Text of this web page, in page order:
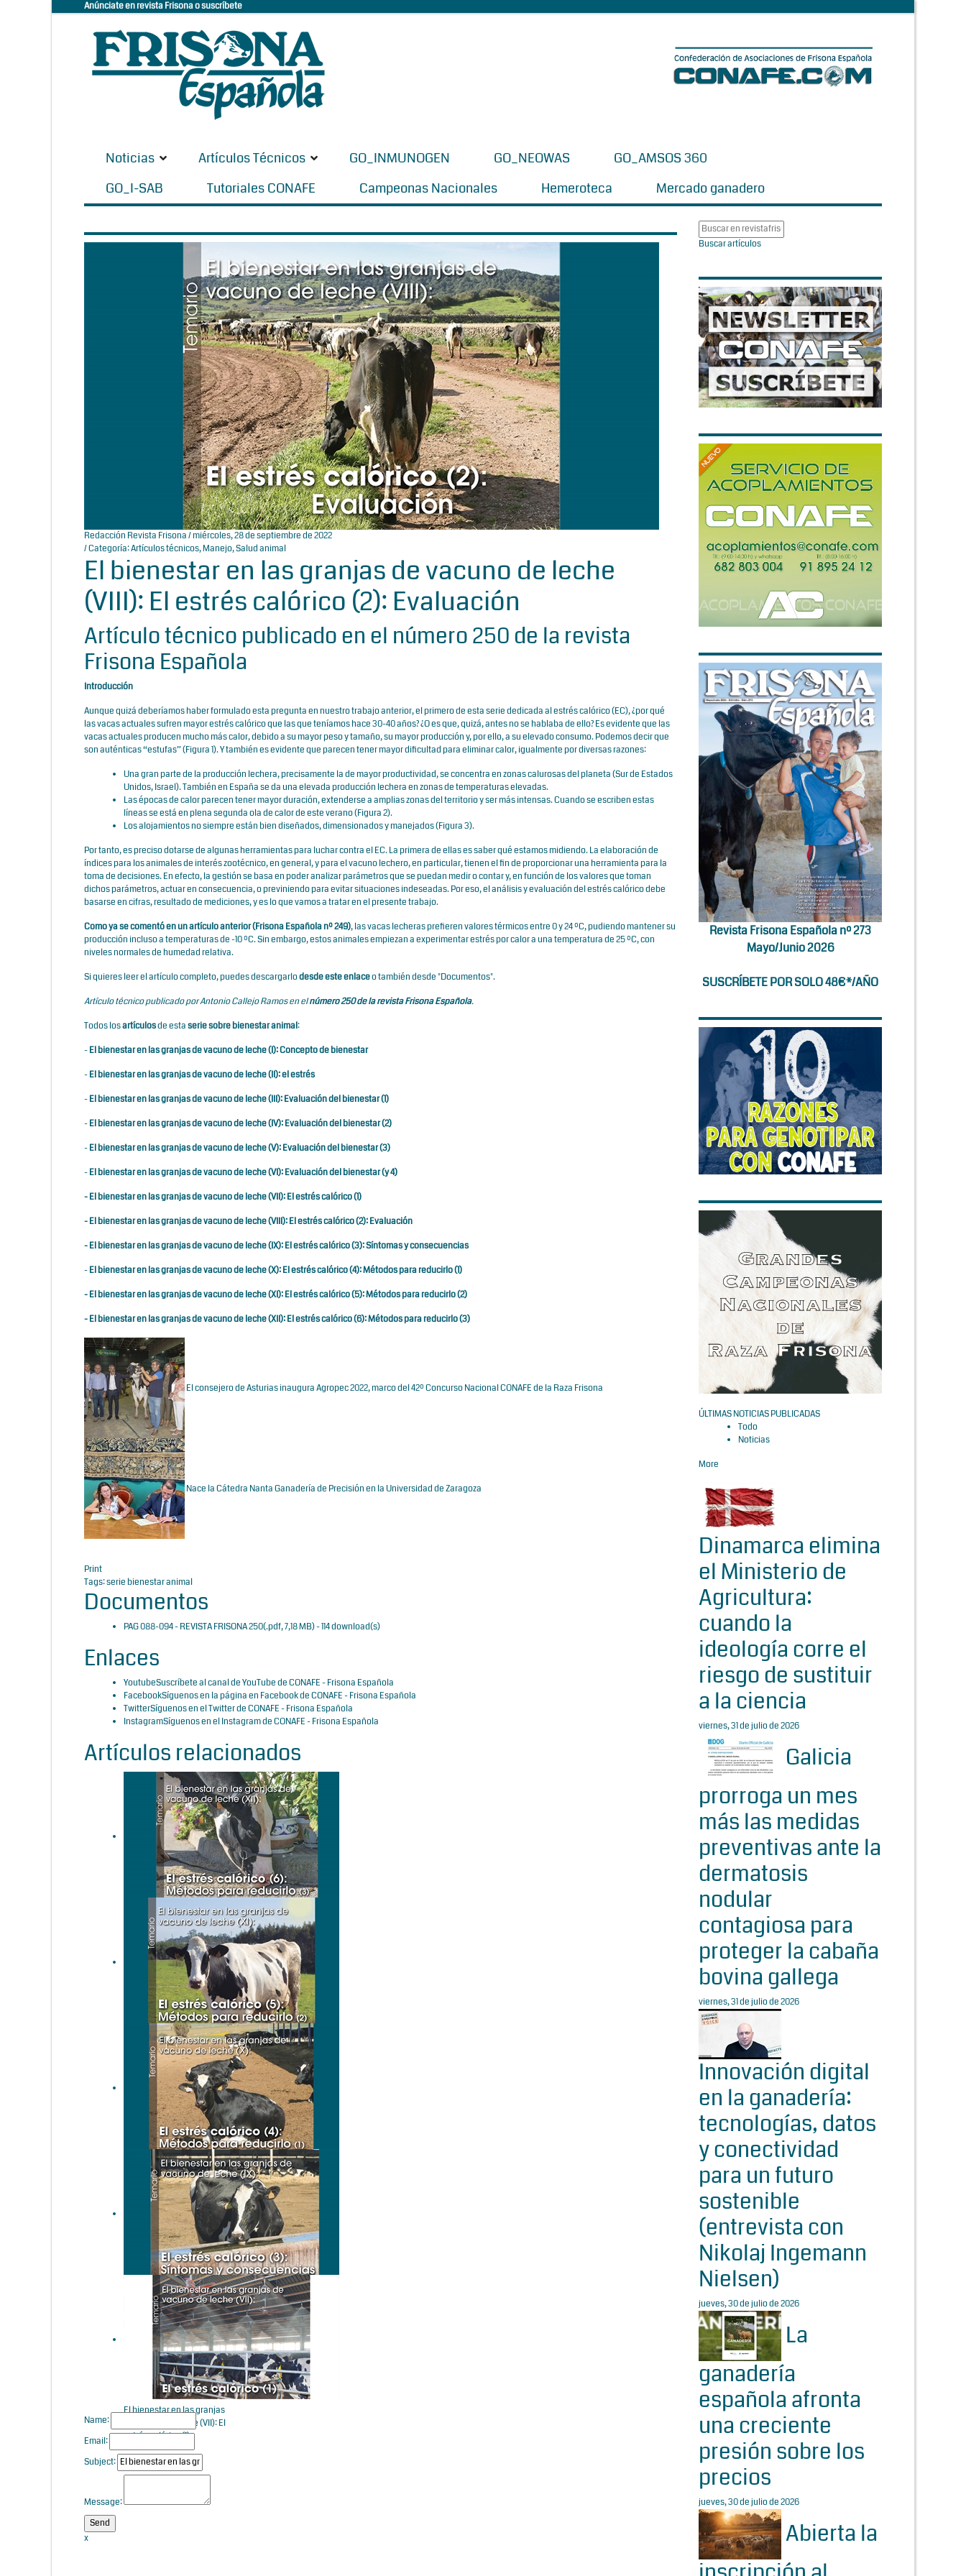
Anúnciate en revista Frisona o suscríbete
Noticias Artículos Técnicos GO_INMUNOGEN GO_NEOWAS
GO_AMSOS 360
GO_I-SAB
Tutoriales CONAFE Campeonas Nacionales Hemeroteca Mercado ganadero
Redacción Revista Frisona/ miércoles, 28 de septiembre de 2022
/ Categoría:Artículos técnicos,Manejo,Salud animal
El bienestar en las granjas de vacuno de leche
(VIII): El estrés calórico (2): Evaluación
Artículo técnico publicado en el número 250 de la revista
Frisona Española
Introducción
Aunque quizá deberíamos haber formulado esta pregunta en nuestro trabajo anterior, el primero de esta serie dedicada al estrés calórico (EC), ¿por qué
las vacas actuales sufren mayor estrés calórico que las que teníamos hace 30-40 años? ¿O es que, quizá, antes no se hablaba de ello? Es evidente que las
vacas actuales producen mucho más calor, debido a su mayor peso y tamaño, su mayor producción y, por ello, a su elevado consumo. Podemos decir que
son auténticas “estufas” (Figura 1). Y también es evidente que parecen tener mayor dificultad para eliminar calor, igualmente por diversas razones:
Una gran parte de la producción lechera, precisamente la de mayor productividad, se concentra en zonas calurosas del planeta (Sur de Estados
Unidos, Israel). También en España se da una elevada producción lechera en zonas de temperaturas elevadas. 
Las épocas de calor parecen tener mayor duración, extenderse a amplias zonas del territorio y ser más intensas. Cuando se escriben estas
líneas se está en plena segunda ola de calor de este verano (Figura 2). 
Los alojamientos no siempre están bien diseñados, dimensionados y manejados (Figura 3).
Por tanto, es preciso dotarse de algunas herramientas para luchar contra el EC. La primera de ellas es saber qué estamos midiendo. La elaboración de
índices para los animales de interés zootécnico, en general, y para el vacuno lechero, en particular, tienen el fin de proporcionar una herramienta para la
toma de decisiones. En efecto, la gestión se basa en poder analizar parámetros que se puedan medir o contar y, en función de los valores que toman
dichos parámetros, actuar en consecuencia, o previniendo para evitar situaciones indeseadas. Por eso, el análisis y evaluación del estrés calórico debe
basarse en cifras, resultado de mediciones, y es lo que vamos a tratar en el presente trabajo.
Como ya se comentó en un artículo anterior (Frisona Española nº 249), las vacas lecheras prefieren valores térmicos entre 0 y 24 ºC, pudiendo mantener su
producción incluso a temperaturas de -10 ºC. Sin embargo, estos animales empiezan a experimentar estrés por calor a una temperatura de 25 ºC, con
niveles normales de humedad relativa.
Si quieres leer el artículo completo, puedes descargarlodesde este enlaceo también desde "Documentos".
Artículo técnico publicado por Antonio Callejo Ramos en elnúmero 250 de la revista Frisona Española.
Todos losartículosde estaserie sobre bienestar animal:
-El bienestar en las granjas de vacuno de leche (I): Concepto de bienestar
-El bienestar en las granjas de vacuno de leche (II): el estrés
-El bienestar en las granjas de vacuno de leche (III): Evaluación del bienestar (1)
-El bienestar en las granjas de vacuno de leche (IV): Evaluación del bienestar (2)
-El bienestar en las granjas de vacuno de leche (V): Evaluación del bienestar (3)
-El bienestar en las granjas de vacuno de leche (VI): Evaluación del bienestar (y 4)
-El bienestar en las granjas de vacuno de leche (VII): El estrés calórico (1)
-El bienestar en las granjas de vacuno de leche (VIII): El estrés calórico (2): Evaluación
-El bienestar en las granjas de vacuno de leche (IX): El estrés calórico (3): Síntomas y consecuencias
-El bienestar en las granjas de vacuno de leche (X): El estrés calórico (4): Métodos para reducirlo (1)
-El bienestar en las granjas de vacuno de leche (XI): El estrés calórico (5): Métodos para reducirlo (2)
-El bienestar en las granjas de vacuno de leche (XII): El estrés calórico (6): Métodos para reducirlo (3)
El consejero de Asturias inaugura Agropec 2022, marco del 42º Concurso Nacional CONAFE de la Raza Frisona
Nace la Cátedra Nanta Ganadería de Precisión en la Universidad de Zaragoza
Print
Tags:serie bienestar animal
Documentos
PAG 088-094 - REVISTA FRISONA 250(.pdf,7,18 MB) - 114 download(s)
Enlaces
YoutubeSuscríbete al canal de YouTube de CONAFE - Frisona Española
FacebookSíguenos en la página en Facebook de CONAFE - Frisona Española
TwitterSíguenos en el Twitter de CONAFE - Frisona Española
InstagramSíguenos en el Instagram de CONAFE - Frisona Española
Artículos relacionados
El bienestar en las granjas
de vacuno de leche (XII): El
estrés calórico (6): Métodos
para reducirlo (3)
El bienestar en las granjas
de vacuno de leche (XI): El
estrés calórico (5): Métodos
para reducirlo (2)
El bienestar en las granjas
de vacuno de leche (X): El
estrés calórico (4): Métodos
para reducirlo (1)
El bienestar en las granjas
de vacuno de leche (IX): El
estrés calórico (3): Síntomas
y consecuencias
El bienestar en las granjas
de vacuno de leche (VII): El
estrés calórico (1)
Name:
Email:
Subject:
Message:
x
Buscar artículos
Revista Frisona Española nº 273
Mayo/Junio 2026
SUSCRÍBETE POR SOLO 48€*/AÑO
ÚLTIMAS NOTICIAS PUBLICADAS
Todo
Noticias
More
Dinamarca elimina
el Ministerio de
Agricultura:
cuando la
ideología corre el
riesgo de sustituir
a la ciencia
viernes, 31 de julio de 2026
Galicia
prorroga un mes
más las medidas
preventivas ante la
dermatosis
nodular
contagiosa para
proteger la cabaña
bovina gallega
viernes, 31 de julio de 2026
Innovación digital
en la ganadería:
tecnologías, datos
y conectividad
para un futuro
sostenible
(entrevista con
Nikolaj Ingemann
Nielsen)
jueves, 30 de julio de 2026
La
ganadería
española afronta
una creciente
presión sobre los
precios
jueves, 30 de julio de 2026
Abierta la